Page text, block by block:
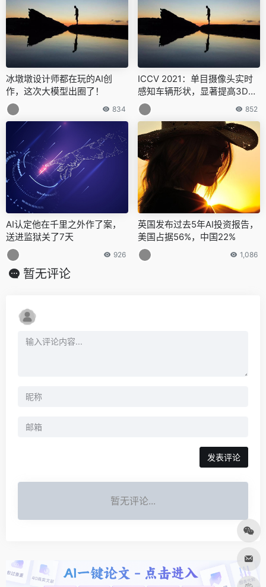
冰墩墩设计师都在玩的AI创
作，这次大模型出圈了！
834
ICCV 2021：单目摄像头实时
感知车辆形状，显著提高3D目
标检测性能 | 百度出品
852
AI认定他在千里之外作了案，
送进监狱关了7天
926
英国发布过去5年AI投资报告，
美国占据56%，中国22%
1,086
暂无评论
发表评论
暂无评论...